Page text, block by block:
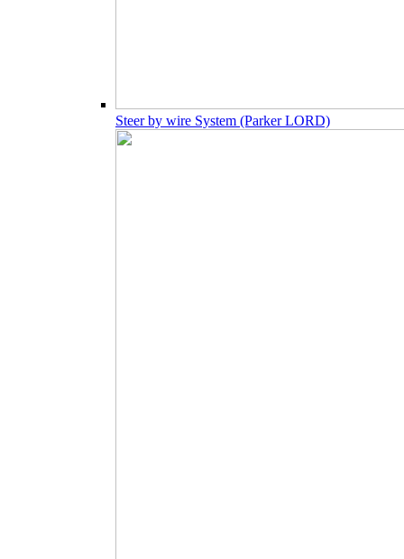
Steer by wire System (Parker LORD)